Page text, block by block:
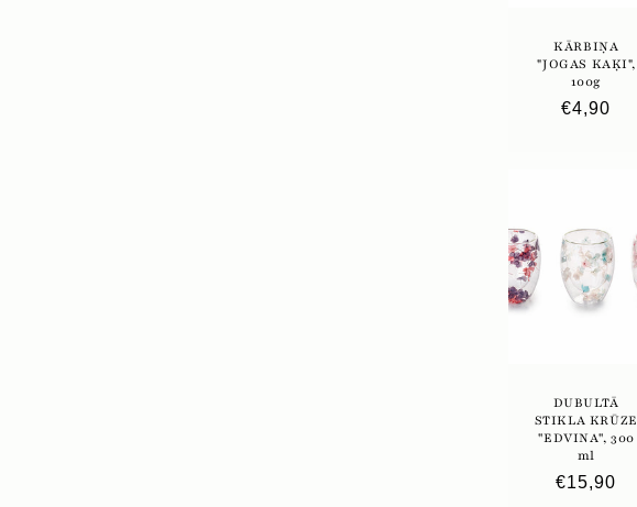
KĀRBIŅA
"JOGAS KAĶI",
100g
Parastā
€4,90
DUBULTĀ
STIKLA KRŪZE
''EDVINA'', 300
ml
Parastā
€15,90